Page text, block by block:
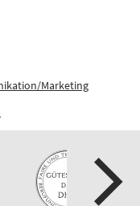
Marketing